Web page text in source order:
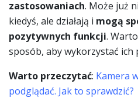
zastosowaniach. Może już
kiedyś, ale działają i mogą
pozytywnych funkcji.
sposób, aby wykorzystać ich
Warto przeczytać: Kamera
podglądać. Jak to sprawdzić?